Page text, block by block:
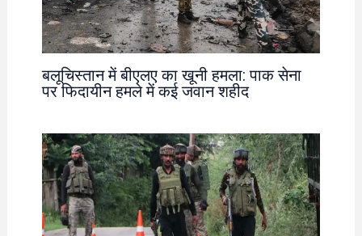
बलूचिस्तान में बीएलए का खूनी हमला: पाक सेना
पर फिदायीन हमले में कई जवान शहीद